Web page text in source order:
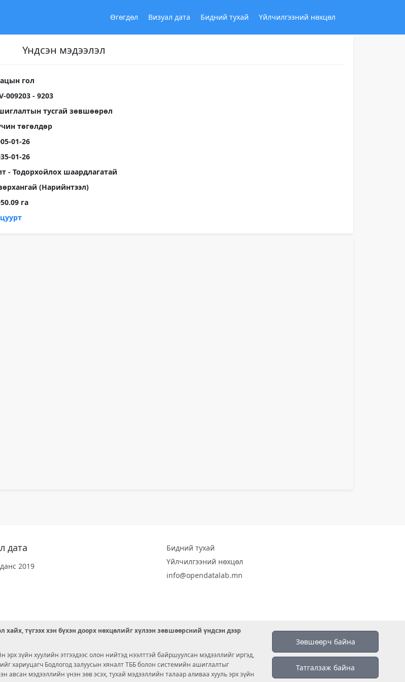
Өгөгдөл Визуал дата Бидний тухай Үйлчилгээний нөхцөл
Үндсэн мэдээлэл
гол
009203 - 9203
тусгай зөвшөөрөл
төгөлдөр
01-26
01-26
- Тодорхойлох шаардлагатай
(Нарийнтээл)
га
дата
2019
Бидний тухай
Үйлчилгээний нөхцөл
info@opendatalab.mn
Зөвшөөрч байна
Татгалзаж байна
хайх, түгээх хэн бүхэн доорх нөхцөлийг хүлээн зөвшөөрсний үндсэн дээр
зүйн хуулийн этгээдээс олон нийтэд нээлттэй байршуулсан мэдээллийг иргэд,
хариуцагч Бодлогод залуусын хяналт ТББ болон системийн ашиглалтыг
авсан мэдээллийн үнэн зөв эсэх, тухай мэдээллийн талаар аливаа хууль эрх зүйн